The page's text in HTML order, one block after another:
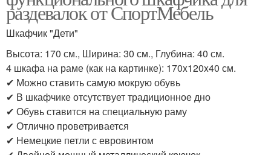
раздевалок от СпортМебель
Шкафчик "Дети"
Высота: 170 см., Ширина: 30 см., Глубина: 40 см.
4 шкафа на раме (как на картинке): 170x120x40 см.
✔ Можно ставить самую мокрую обувь
✔ В шкафчике отсутствует традиционное дно
✔ Обувь ставится на специальную раму
✔ Отлично проветривается
✔ Немецкие петли с евровинтом